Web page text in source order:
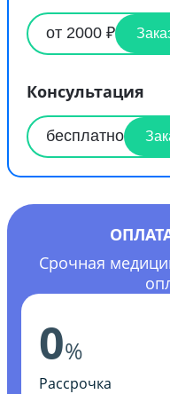
от 2000 ₽
Консультация
бесплатно
Срочная
0%
Рассрочка